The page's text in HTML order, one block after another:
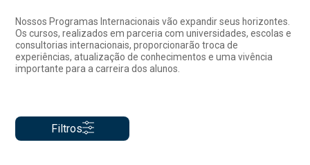
Nossos Programas Internacionais vão expandir seus horizontes.
Os cursos, realizados em parceria com universidades, escolas e
consultorias internacionais, proporcionarão troca de
experiências, atualização de conhecimentos e uma vivência
importante para a carreira dos alunos.
Filtros